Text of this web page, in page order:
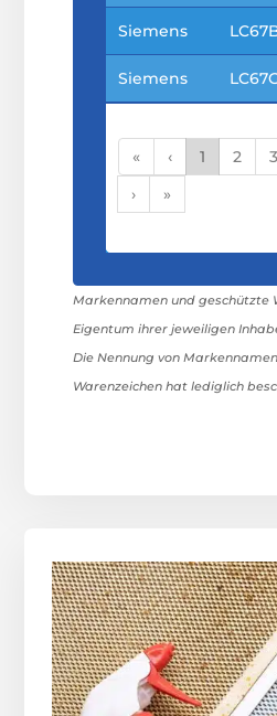
Siemens
Siemens
« ‹ 1 2 3
›
»
Markennamen und geschützte
Eigentum ihrer jeweiligen
Die Nennung von
Warenzeichen hat lediglich